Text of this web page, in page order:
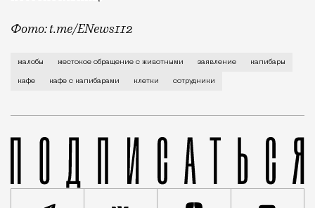
Фото: t.me/ENews112
С момента открытия нового контактного кафе с
жалобы жестокое обращение с животными заявление капибары
кафе кафе с капибарами клетки сотрудники